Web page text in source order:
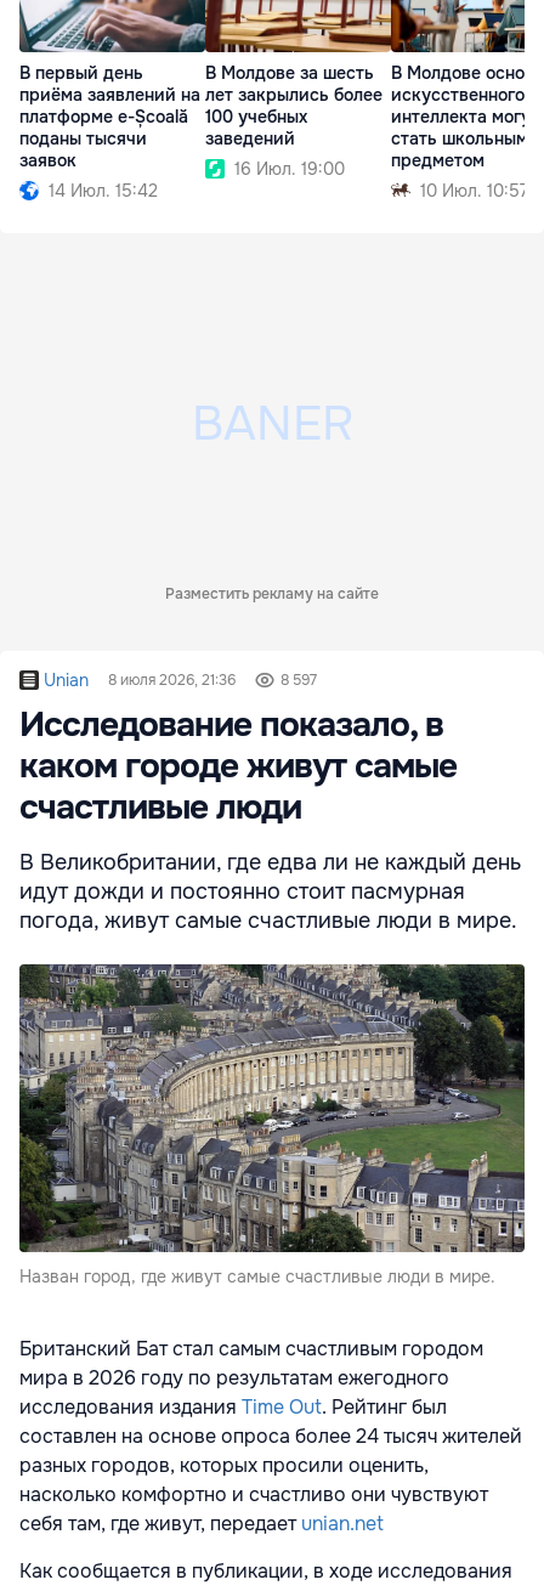
В первый день
приёма заявлений на
платформе e-Școală
поданы тысячи
заявок
14 Июл. 15:42
В Молдове за шесть
лет закрылись более
100 учебных
заведений
16 Июл. 19:00
В Молдове
искусственного
интеллекта могут
стать школьным
предметом
10 Июл. 10:57
Разместить рекламу на сайте
Unian 8 июля 2026, 21:36 8 597
Исследование показало, в
каком городе живут самые
счастливые люди
В Великобритании, где едва ли не каждый день
идут дожди и постоянно стоит пасмурная
погода, живут самые счастливые люди в мире.
Назван город, где живут самые счастливые люди в мире.
Британский Бат стал самым счастливым городом
мира в 2026 году по результатам ежегодного
исследования издания Time Out. Рейтинг был
составлен на основе опроса более 24 тысяч жителей
разных городов, которых просили оценить,
насколько комфортно и счастливо они чувствуют
себя там, где живут, передаетunian.net
Как сообщается в публикации, в ходе исследования